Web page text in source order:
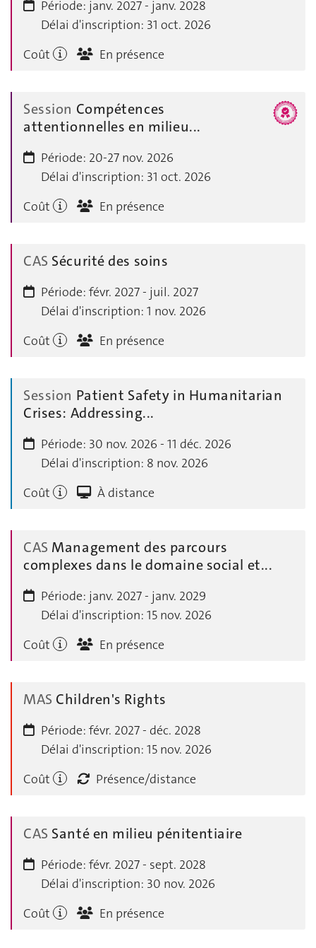
Période: janv. 2027 - janv. 2028
Délai d'inscription: 31 oct. 2026
Coût
En présence
Session Compétences
attentionnelles en milieu...
Période: 20-27 nov. 2026
Délai d'inscription: 31 oct. 2026
Coût
En présence
CAS Sécurité des soins
Période: févr. 2027 - juil. 2027
Délai d'inscription: 1 nov. 2026
Coût
En présence
Session Patient Safety in Humanitarian
Crises: Addressing...
Période: 30 nov. 2026 - 11 déc. 2026
Délai d'inscription: 8 nov. 2026
Coût
À distance
CAS Management des parcours
complexes dans le domaine social et...
Période: janv. 2027 - janv. 2029
Délai d'inscription: 15 nov. 2026
Coût
En présence
MAS Children's Rights
Période: févr. 2027 - déc. 2028
Délai d'inscription: 15 nov. 2026
Coût
Présence/distance
CAS Santé en milieu pénitentiaire
Période: févr. 2027 - sept. 2028
Délai d'inscription: 30 nov. 2026
Coût
En présence